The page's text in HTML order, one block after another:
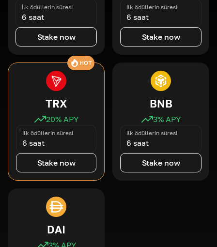
İlk ödüllerin süresi
6 saat
Stake now
İlk ödüllerin süresi
6 saat
Stake now
HOT
TRX
20% APY
İlk ödüllerin süresi
6 saat
Stake now
BNB
3% APY
İlk ödüllerin süresi
6 saat
Stake now
DAI
3% APY